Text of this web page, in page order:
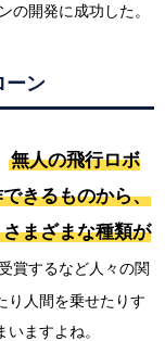
の開発に成功した。
ーン
無人の飛行ロボ
きるものから、
まざまな種類が
賞するなど人々の関
り人間を乗せたりす
ますよね。